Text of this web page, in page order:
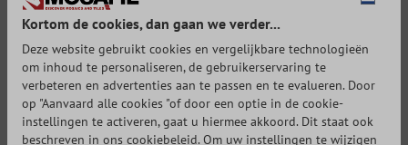
Kortom de cookies, dan gaan we verder...
Deze website gebruikt cookies en vergelijkbare technologieën
om inhoud te personaliseren, de gebruikerservaring te
verbeteren en advertenties aan te passen en te evalueren. Door
op "Aanvaard alle cookies "of door een optie in de cookie-
instellingen te activeren, gaat u hiermee akkoord. Dit staat ook
beschreven in ons cookiebeleid. Om uw instellingen te wijzigen